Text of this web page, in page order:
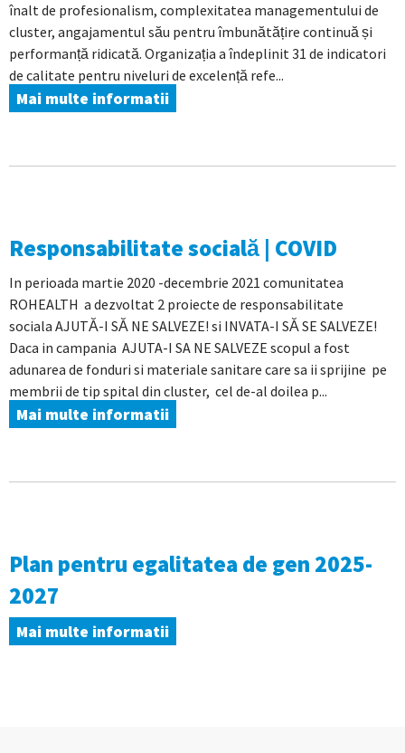
înalt de profesionalism, complexitatea managementului de
cluster, angajamentul său pentru îmbunătățire continuă și
performanță ridicată. Organizația a îndeplinit 31 de indicatori
de calitate pentru niveluri de excelență refe...
Mai multe informatii
Responsabilitate socială | COVID
In perioada martie 2020 -decembrie 2021 comunitatea
ROHEALTH a dezvoltat 2 proiecte de responsabilitate
sociala AJUTĂ-I SĂ NE SALVEZE! si INVATA-I SĂ SE SALVEZE!
Daca in campania AJUTA-I SA NE SALVEZE scopul a fost
adunarea de fonduri si materiale sanitare care sa ii sprijine pe
membrii de tip spital din cluster, cel de-al doilea p...
Mai multe informatii
Plan pentru egalitatea de gen 2025-
2027
Mai multe informatii